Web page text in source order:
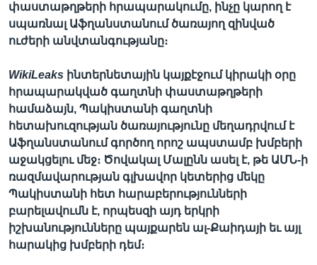
փաստաթղթերի հրապարակումը, ինչը կարող է
սպառնալ Աֆղանստանում ծառայող զինված
ուժերի անվտանգությանը։
WikiLeaks ինտերնետային կայքէջում կիրակի օրը
հրապարակված գաղտնի փաստաթղթերի
համաձայն, Պակիստանի գաղտնի
հետախուզության ծառայությունը մեղադրվում է
Աֆղանստանում գործող որոշ ապստամբ խմբերի
աջակցելու մեջ։ Ծովակալ Մալընն ասել է, թե ԱՄՆ-ի
ռազմավարության գլխավոր կետերից մեկը
Պակիստանի հետ հարաբերությունների
բարելավումն է, որպեսզի այդ երկրի
իշխանությունները պայքարեն ալ-Քաիդայի եւ այլ
հարակից խմբերի դեմ։